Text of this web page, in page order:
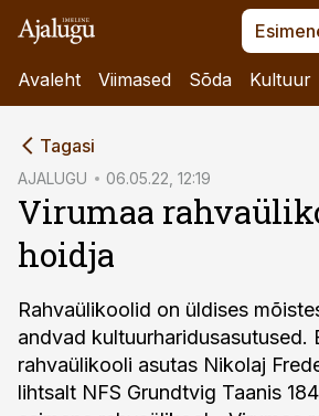
Avaleht Viimased Sõda Kultuur
Tagasi
AJALUGU 06.05.22, 12:19
Virumaa
hoidja
Rahvaülikoolid on üldises
andvad kultuurharidusasutused.
rahvaülikooli asutas Nikolaj
lihtsalt NFS Grundtvig Taanis